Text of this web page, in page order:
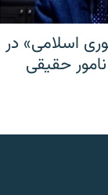
اسلامی» در
حقیقی